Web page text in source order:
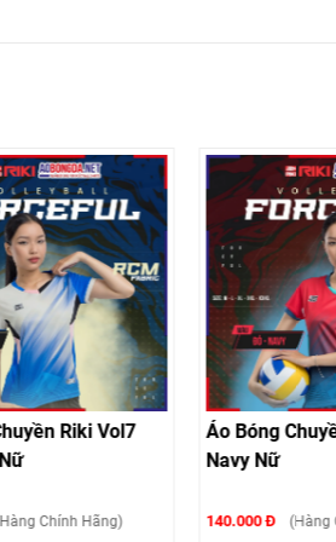
Áo Bóng Chuyền Riki Vol7 Đỏ
140.000 Đ (Hàng Chính Hãng)